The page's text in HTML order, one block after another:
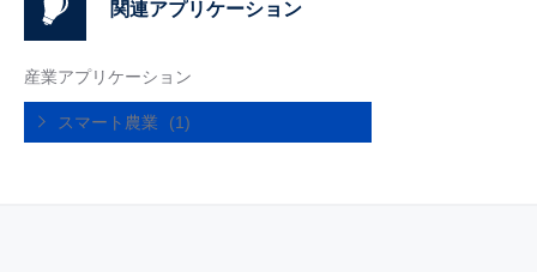
関連アプリケーション
産業アプリケーション
スマート農業 (1)